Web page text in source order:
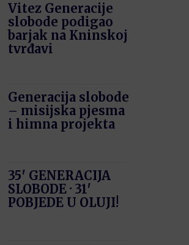
Vitez Generacije
slobode podigao
barjak na Kninskoj
tvrđavi
Generacija slobode
– misijska pjesma
i himna projekta
35′ GENERACIJA
SLOBODE · 31′
POBJEDE U OLUJI!